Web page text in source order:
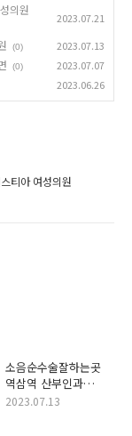
의원
2023.07.21
(0) 2023.07.13
(0) 2023.07.07
2023.06.26
티아 여성의원
소음순수술잘하는곳
역삼역 산부인과
헤스티아 여성의원
2023.07.13